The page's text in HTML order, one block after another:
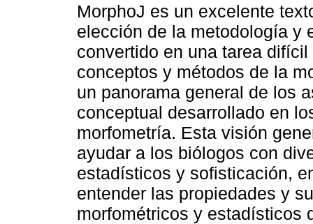
MorphoJ es un excelente
elección de la metodología y
convertido en una tarea
conceptos y métodos de la
un panorama general de los
conceptual desarrollado en
morfometría. Esta visión
ayudar a los biólogos con
estadísticos y sofisticación,
entender las propiedades y
morfométricos y estadísticos